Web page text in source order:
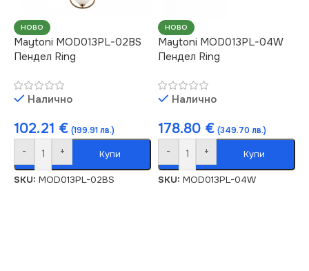
НОВО
Maytoni MOD013PL-02BS
Пендел Ring
Налично
102.21 € (199.91 лв.)
- + Купи
SKU: MOD013PL-02BS
НОВО
Maytoni MOD013PL-04W
Пендел Ring
Налично
178.80 € (349.70 лв.)
- + Купи
SKU: MOD013PL-04W